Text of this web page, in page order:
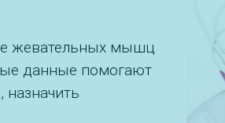
жевательных мышц
данные помогают